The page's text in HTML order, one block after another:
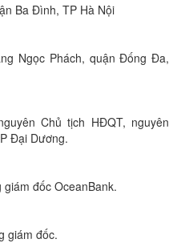
Ba Đình, TP Hà Nội
Ngọc Phách, quận Đống Đa,
Chủ tịch HĐQT, nguyên
Đại Dương.
đốc OceanBank.
giám đốc.